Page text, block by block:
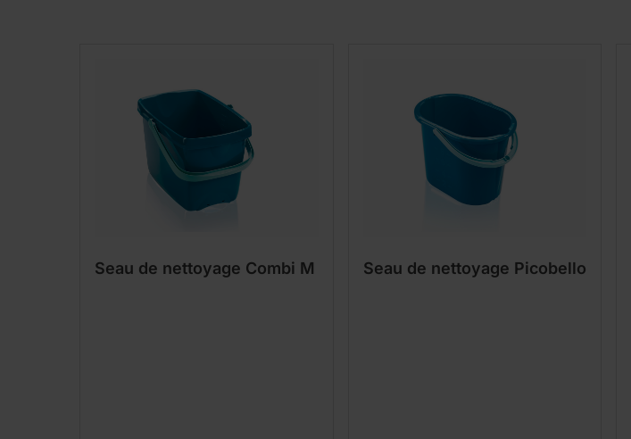
Seau de nettoyage Combi M Seau de nettoyage Picobello